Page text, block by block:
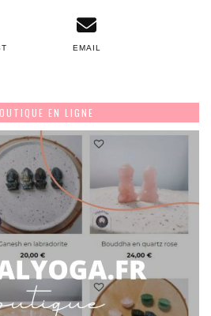
EMAIL
EN LIGNE